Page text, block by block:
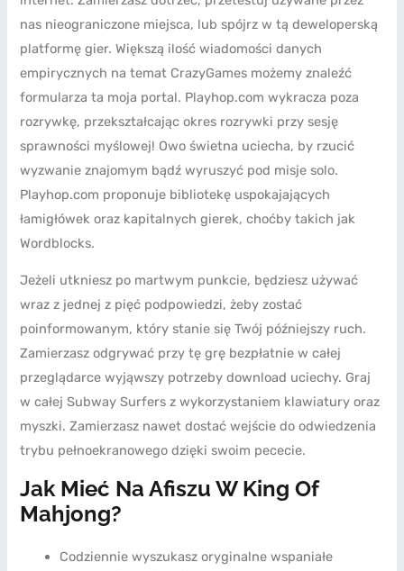
nas nieograniczone miejsca, lub spójrz w tą deweloperską
platformę gier. Większą ilość wiadomości danych
empirycznych na temat CrazyGames możemy znaleźć
formularza ta moja portal. Playhop.com wykracza poza
rozrywkę, przekształcając okres rozrywki przy sesję
sprawności myślowej! Owo świetna uciecha, by rzucić
wyzwanie znajomym bądź wyruszyć pod misje solo.
Playhop.com proponuje bibliotekę uspokajających
łamigłówek oraz kapitalnych gierek, choćby takich jak
Wordblocks.
Jeżeli utkniesz po martwym punkcie, będziesz używać
wraz z jednej z pięć podpowiedzi, żeby zostać
poinformowanym, który stanie się Twój późniejszy ruch.
Zamierzasz odgrywać przy tę grę bezpłatnie w całej
przeglądarce wyjąwszy potrzeby download uciechy. Graj
w całej Subway Surfers z wykorzystaniem klawiatury oraz
myszki. Zamierzasz nawet dostać wejście do odwiedzenia
trybu pełnoekranowego dzięki swoim pececie.
Jak Mieć Na Afiszu W King Of
Mahjong?
Codziennie wyszukasz oryginalne wspaniałe